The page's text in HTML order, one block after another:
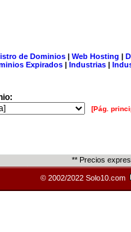
de Dominios| Web Hosting |
Expirados | Industrias |
[Pág.
** Precios
© 2002/2022 Solo10.com